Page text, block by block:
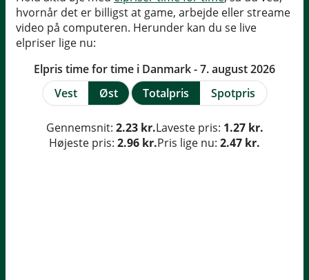
hvornår det er billigst at game, arbejde eller streame
video på computeren. Herunder kan du se live
elpriser lige nu:
Elpris time for time i Danmark - 7. august 2026
Vest
Øst Totalpris Spotpris
Gennemsnit: 2.23 kr.Laveste pris: 1.27 kr.
Højeste pris: 2.96 kr.Pris lige nu: 2.47 kr.